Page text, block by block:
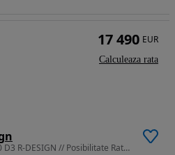
1969 cm3 • 150 CP • Volvo Xc40 D3 R-DESIGN // Posibilitate Rate // Garantie
17 490 EUR
Calculeaza rata